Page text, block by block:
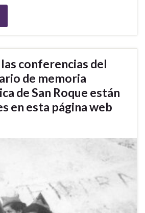
conferencias del
de memoria
de San Roque están
en esta página web